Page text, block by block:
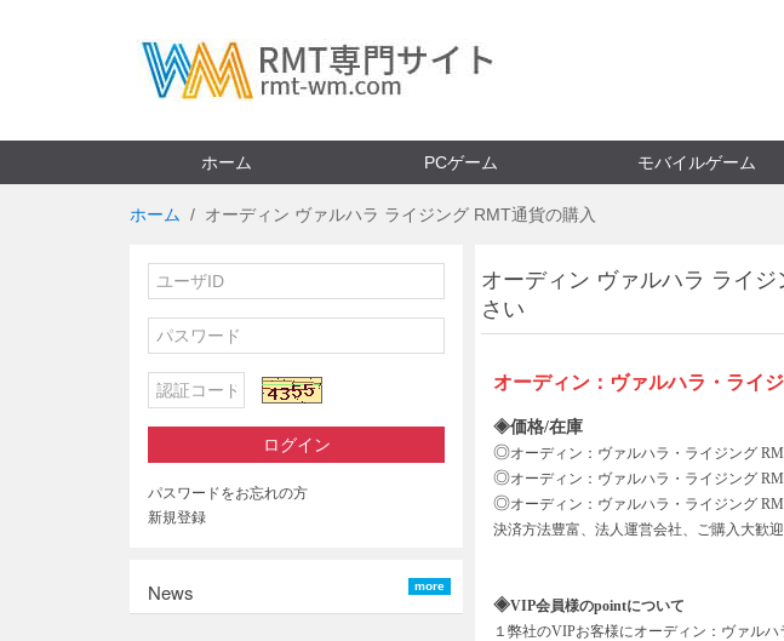
ホーム PCゲーム モバイルゲーム
ホーム オーディン ヴァルハラ ライジング RMT通貨の購入
ログイン
パスワードをお忘れの方
新規登録
more
News
オーディン ヴァルハラ ライ
さい
オーディン：ヴァルハラ・ライ
◈価格/在庫
◎オーディン：ヴァルハラ・ライジング
◎オーディン：ヴァルハラ・ライジング
◎オーディン：ヴァルハラ・ライジング
決済方法豊富、法人運営会社、ご購入大歓迎
◈VIP会員様のpointについて
１弊社のVIPお客様にオーディン：ヴァル